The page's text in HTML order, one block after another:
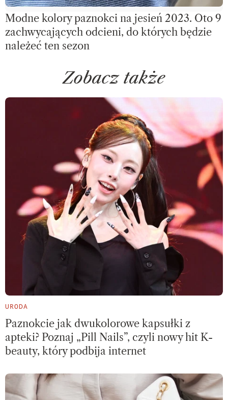
Modne kolory paznokci na jesień 2023. Oto 9
zachwycających odcieni, do których będzie
należeć ten sezon
Zobacz także
URODA
Paznokcie jak dwukolorowe kapsułki z
apteki? Poznaj „Pill Nails”, czyli nowy hit K-
beauty, który podbija internet